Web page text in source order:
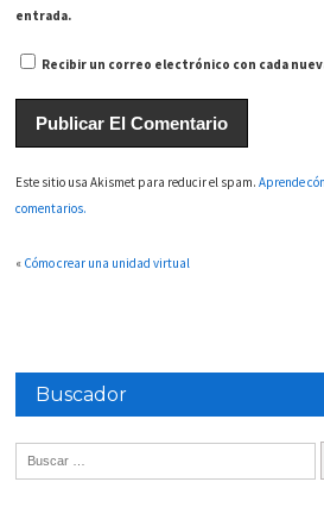
entrada.
Recibir un correo electrónico con cada
Este sitio usa Akismet para reducir el spam.Aprende
comentarios.
« Cómo crear una unidad virtual
Buscador